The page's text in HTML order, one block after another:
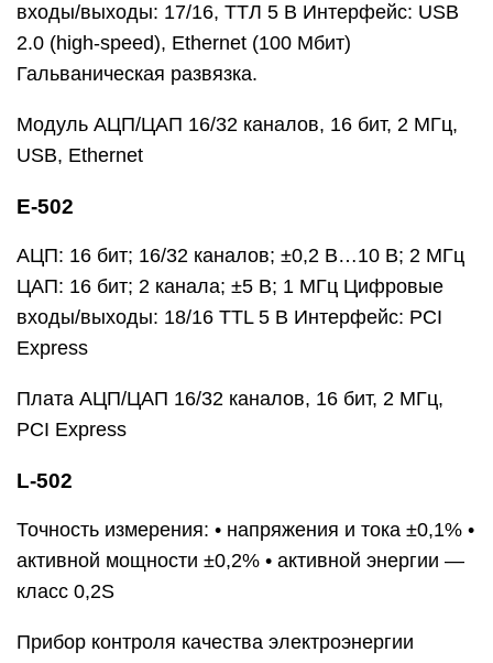
входы/выходы: 17/16, ТТЛ 5 В Интерфейс: USB
2.0 (high-speed), Ethernet (100 Мбит)
Гальваническая развязка.
Модуль АЦП/ЦАП 16/32 каналов, 16 бит, 2 МГц,
USB, Ethernet
E-502
АЦП: 16 бит; 16/32 каналов; ±0,2 В…10 В; 2 МГц
ЦАП: 16 бит; 2 канала; ±5 В; 1 МГц Цифровые
входы/выходы: 18/16 TTL 5 В Интерфейс: PCI
Express
Плата АЦП/ЦАП 16/32 каналов, 16 бит, 2 МГц,
PCI Express
L-502
Точность измерения: • напряжения и тока ±0,1% •
активной мощности ±0,2% • активной энергии —
класс 0,2S
Прибор контроля качества электроэнергии